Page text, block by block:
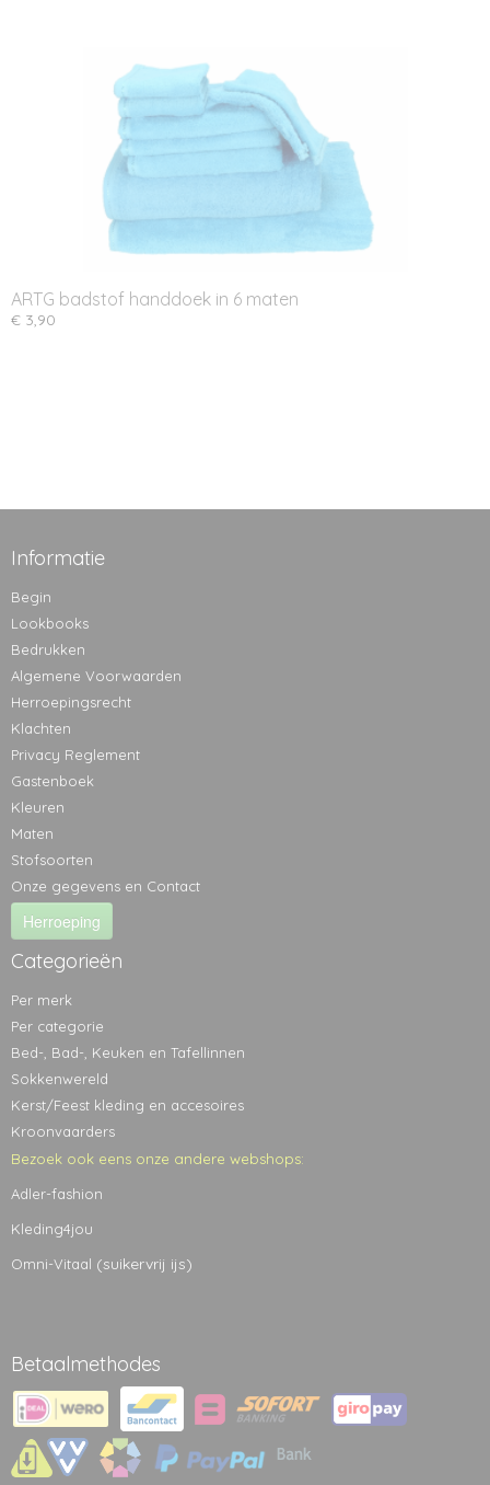
ARTG badstof handdoek in 6 maten
€ 3,90
Informatie
Begin
Lookbooks
Bedrukken
Algemene Voorwaarden
Herroepingsrecht
Klachten
Privacy Reglement
Gastenboek
Kleuren
Maten
Stofsoorten
Onze gegevens en Contact
Herroeping
Categorieën
Per merk
Per categorie
Bed-, Bad-, Keuken en Tafellinnen
Sokkenwereld
Kerst/Feest kleding en accesoires
Kroonvaarders
Bezoek ook eens onze andere webshops:
Adler-fashion
Kleding4jou
Omni-Vitaal (suikervrij ijs)
Betaalmethodes